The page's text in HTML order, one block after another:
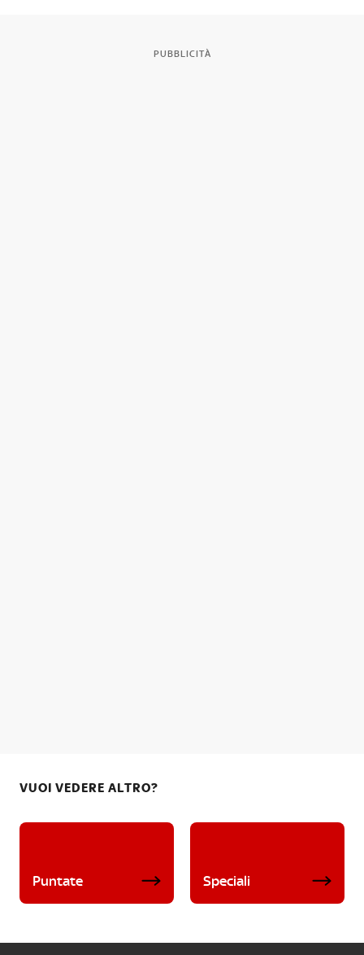
PUBBLICITÀ
VUOI VEDERE ALTRO?
Puntate Speciali